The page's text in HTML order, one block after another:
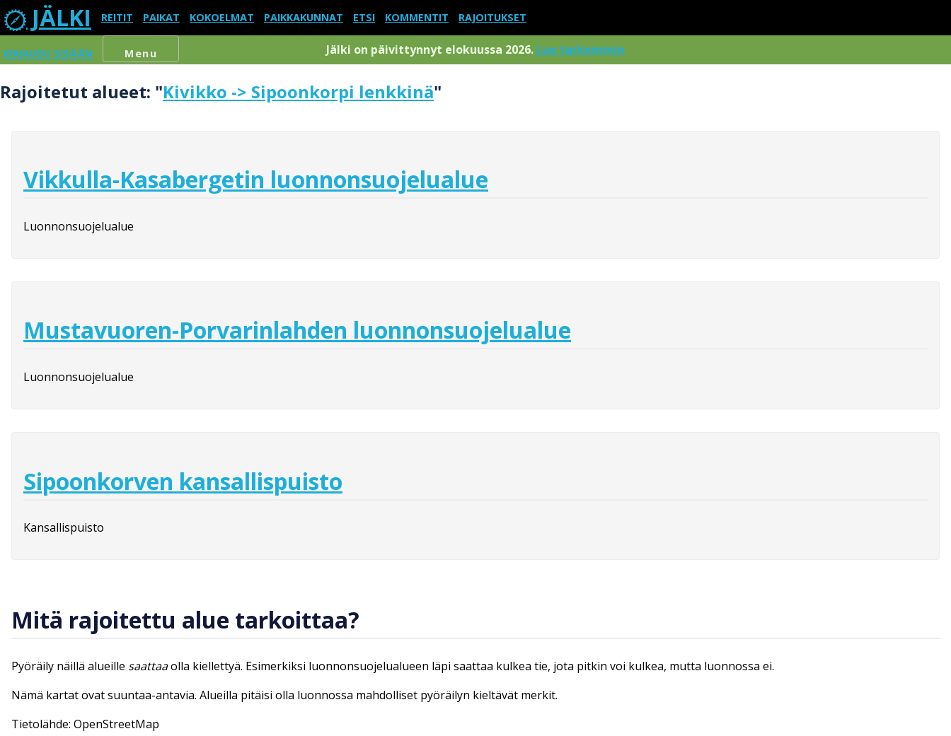
JÄLKI REITIT PAIKAT KOKOELMAT PAIKKAKUNNAT ETSI KOMMENTIT RAJOITUKSET
KIRJAUDU SISÄÄN Menu Jälki on päivittynnyt elokuussa 2026. Lue tarkemmin
Rajoitetut alueet: "Kivikko -> Sipoonkorpi lenkkinä"
Vikkulla-Kasabergetin luonnonsuojelualue
Luonnonsuojelualue
Mustavuoren-Porvarinlahden luonnonsuojelualue
Luonnonsuojelualue
Sipoonkorven kansallispuisto
Kansallispuisto
Mitä rajoitettu alue tarkoittaa?
Pyöräily näillä alueille saattaaolla kiellettyä. Esimerkiksi luonnonsuojelualueen läpi saattaa kulkea tie, jota pitkin voi kulkea, mutta luonnossa ei.
Nämä kartat ovat suuntaa-antavia. Alueilla pitäisi olla luonnossa mahdolliset pyöräilyn kieltävät merkit.
Tietolähde: OpenStreetMap